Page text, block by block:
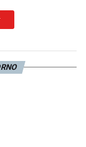
TOP NEWS